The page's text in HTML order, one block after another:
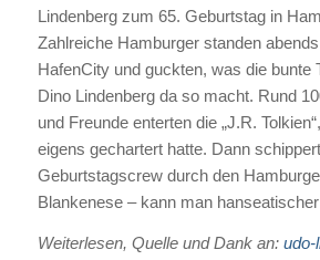
Lindenberg zum 65. Geburtstag in
Zahlreiche Hamburger standen
HafenCity und guckten, was die bunte
Dino Lindenberg da so macht. Rund
und Freunde enterten die „J.R.
eigens gechartert hatte. Dann
Geburtstagscrew durch den
Blankenese – kann man
Weiterlesen, Quelle und Dank an: udo-